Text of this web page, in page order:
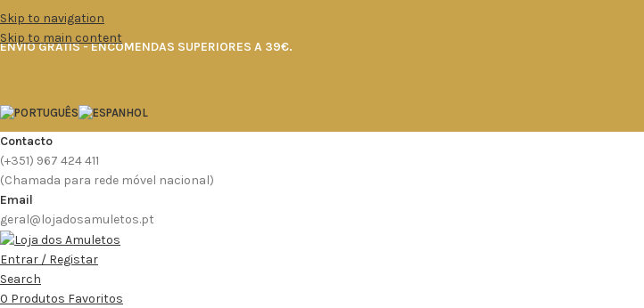
Skip to navigation
Skip to main content
ENVIO GRÁTIS - ENCOMENDAS SUPERIORES A 39€.
Contacto
(+351) 967 424 411
(Chamada para rede móvel nacional)
Email
geral@lojadosamuletos.pt
Entrar / Registar
Search
0 Produtos Favoritos